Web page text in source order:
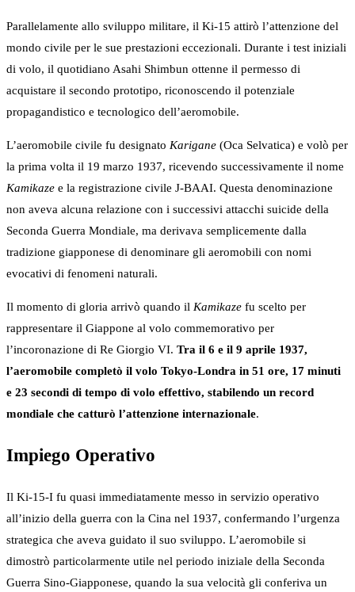
Parallelamente allo sviluppo militare, il Ki-15 attirò l’attenzione del
mondo civile per le sue prestazioni eccezionali. Durante i test iniziali
di volo, il quotidiano Asahi Shimbun ottenne il permesso di
acquistare il secondo prototipo, riconoscendo il potenziale
propagandistico e tecnologico dell’aeromobile.
L’aeromobile civile fu designato Karigane (Oca Selvatica) e volò per
la prima volta il 19 marzo 1937, ricevendo successivamente il nome
Kamikaze e la registrazione civile J-BAAI. Questa denominazione
non aveva alcuna relazione con i successivi attacchi suicide della
Seconda Guerra Mondiale, ma derivava semplicemente dalla
tradizione giapponese di denominare gli aeromobili con nomi
evocativi di fenomeni naturali.
Il momento di gloria arrivò quando il Kamikaze fu scelto per
rappresentare il Giappone al volo commemorativo per
l’incoronazione di Re Giorgio VI. Tra il 6 e il 9 aprile 1937,
l’aeromobile completò il volo Tokyo-Londra in 51 ore, 17 minuti
e 23 secondi di tempo di volo effettivo, stabilendo un record
mondiale che catturò l’attenzione internazionale.
Impiego Operativo
Il Ki-15-I fu quasi immediatamente messo in servizio operativo
all’inizio della guerra con la Cina nel 1937, confermando l’urgenza
strategica che aveva guidato il suo sviluppo. L’aeromobile si
dimostrò particolarmente utile nel periodo iniziale della Seconda
Guerra Sino-Giapponese, quando la sua velocità gli conferiva un